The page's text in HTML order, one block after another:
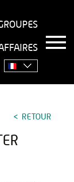
T
o
RETOUR